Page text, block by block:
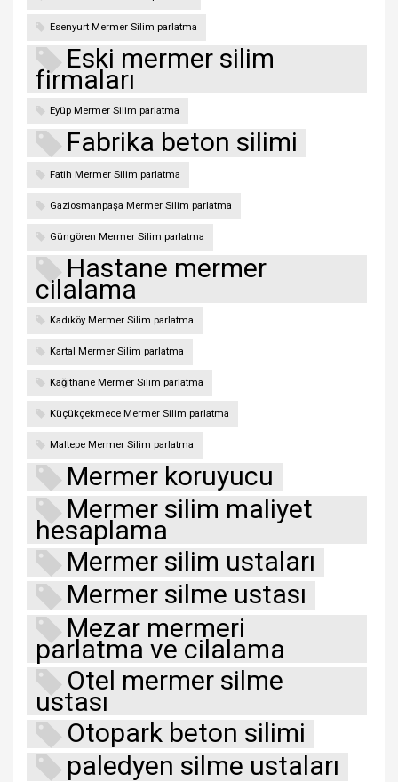
Esenyurt Mermer Silim parlatma
Eski mermer silim
firmaları
Eyüp Mermer Silim parlatma
Fabrika beton silimi
Fatih Mermer Silim parlatma
Gaziosmanpaşa Mermer Silim parlatma
Güngören Mermer Silim parlatma
Hastane mermer
cilalama
Kadıköy Mermer Silim parlatma
Kartal Mermer Silim parlatma
Kağıthane Mermer Silim parlatma
Küçükçekmece Mermer Silim parlatma
Maltepe Mermer Silim parlatma
Mermer koruyucu
Mermer silim maliyet
hesaplama
Mermer silim ustaları
Mermer silme ustası
Mezar mermeri
parlatma ve cilalama
Otel mermer silme
ustası
Otopark beton silimi
paledyen silme ustaları